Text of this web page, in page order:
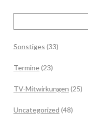
Sonstiges (33)
Termine(23)
TV-Mitwirkungen (25)
Uncategorized (48)